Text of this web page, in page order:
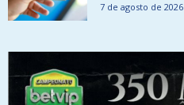
7 de agosto de 2026